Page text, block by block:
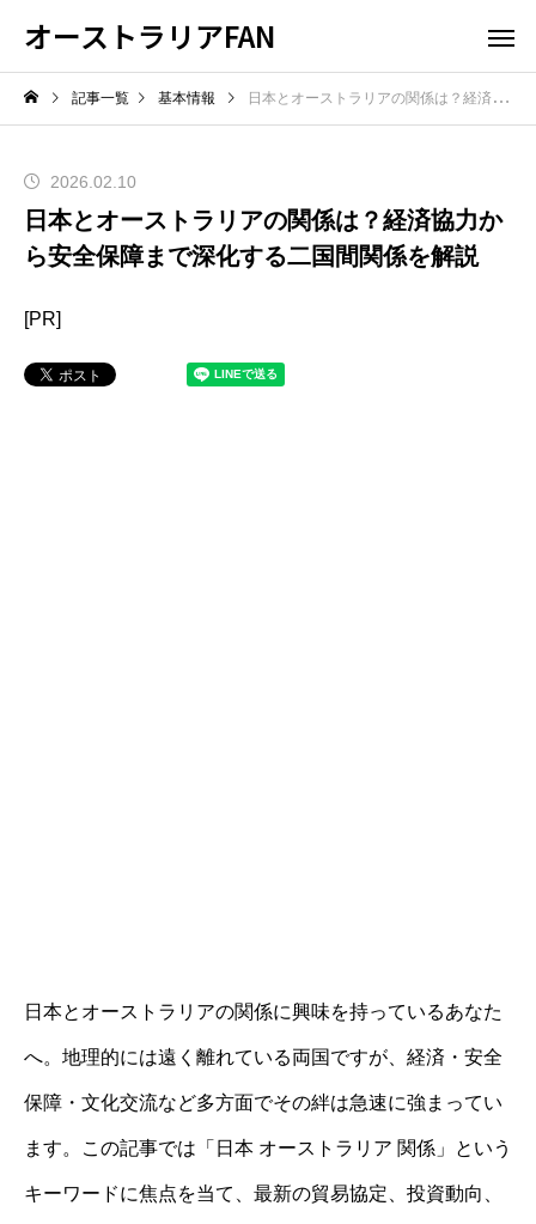
オーストラリアFAN
記事一覧 基本情報 日本とオーストラリアの関係は？経済協力から安全保障まで深化する二国間関係を解説
2026.02.10
日本とオーストラリアの関係は？経済協力か
ら安全保障まで深化する二国間関係を解説
[PR]
日本とオーストラリアの関係に興味を持っているあなた
へ。地理的には遠く離れている両国ですが、経済・安全
保障・文化交流など多方面でその絆は急速に強まってい
ます。この記事では「日本 オーストラリア 関係」という
キーワードに焦点を当て、最新の貿易協定、投資動向、